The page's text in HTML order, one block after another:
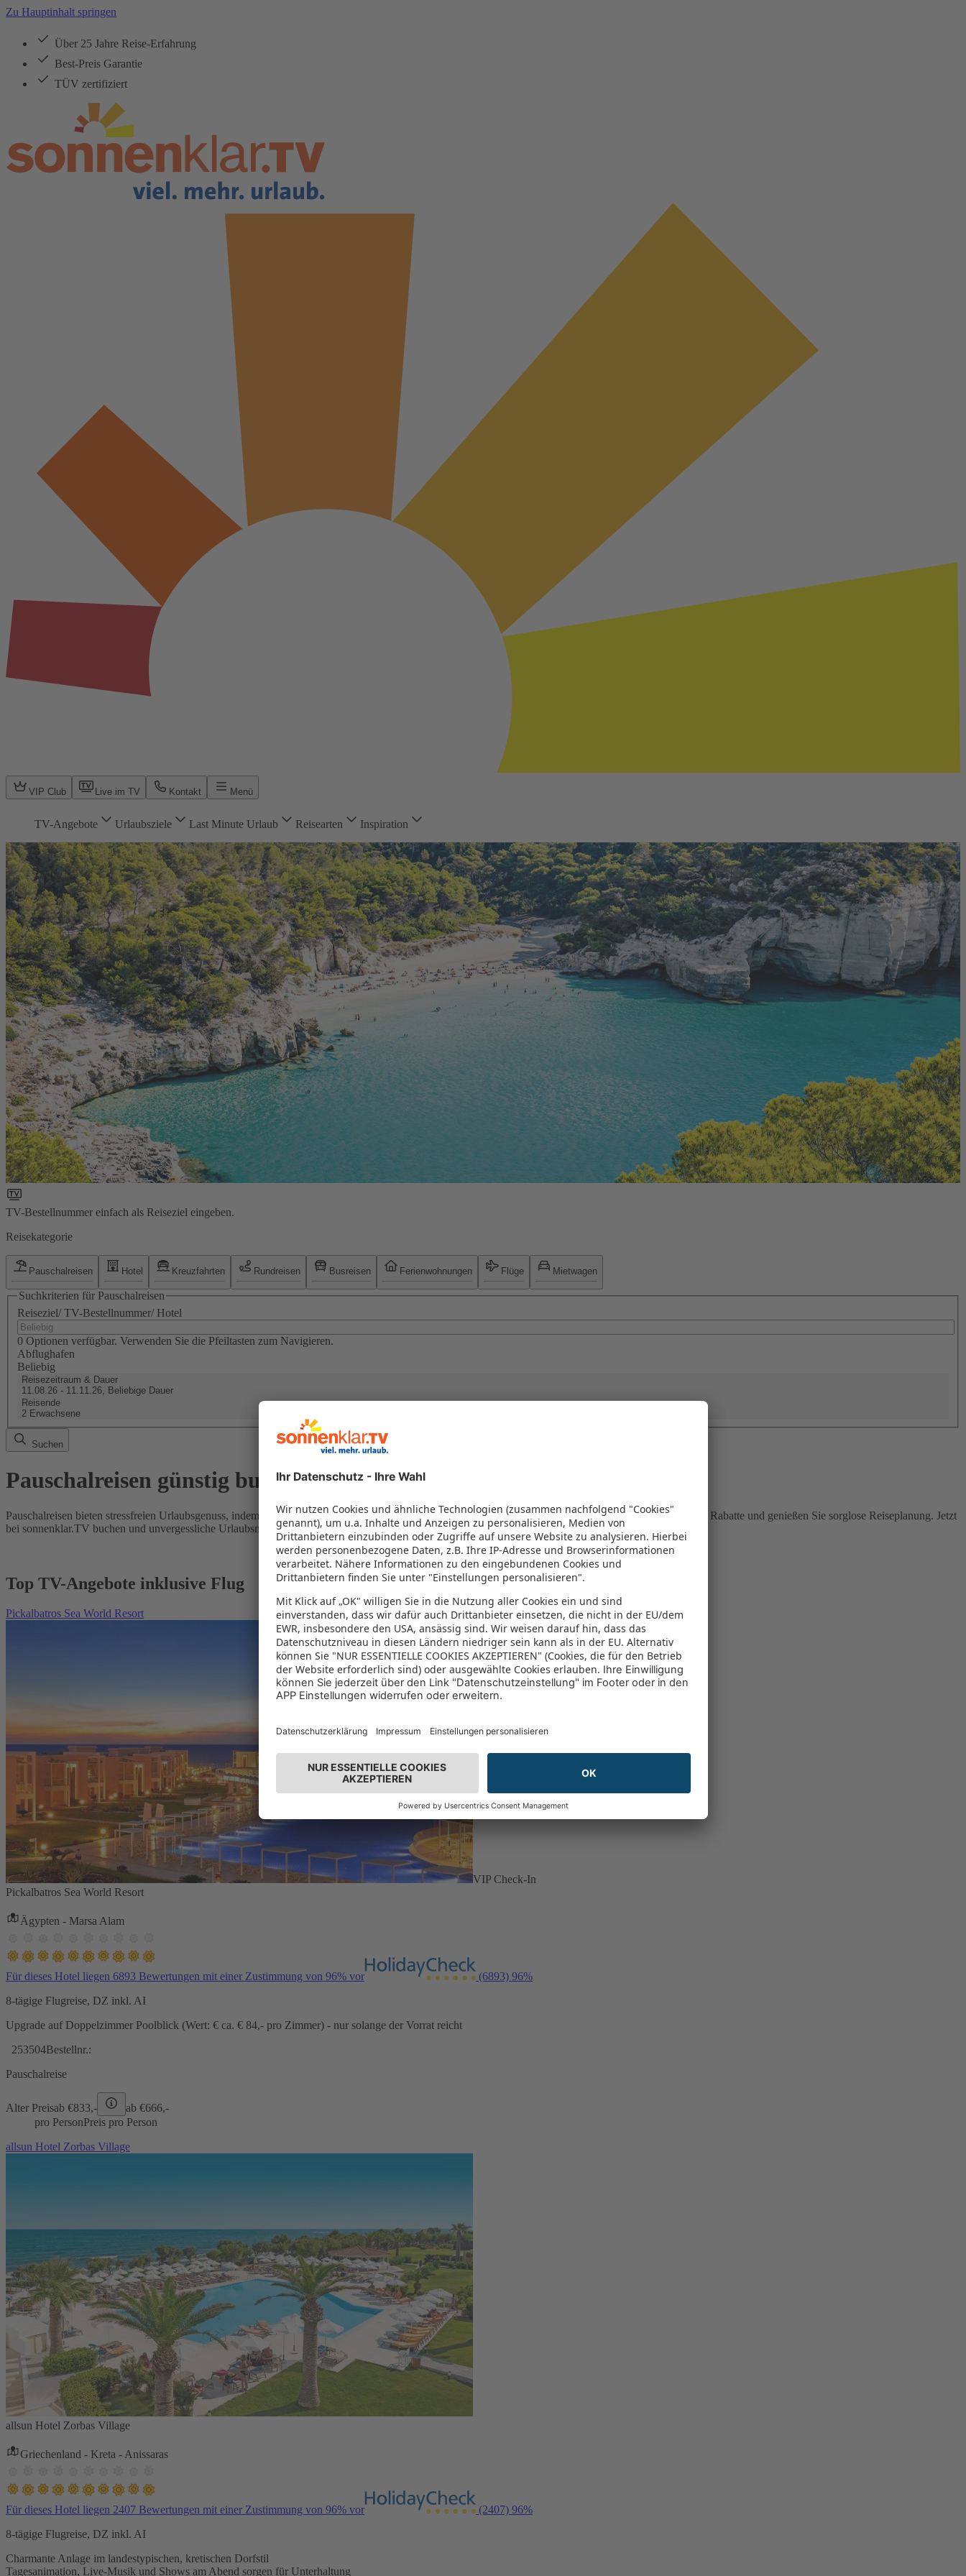
Zu Hauptinhalt springen
Über 25 Jahre Reise-Erfahrung
Best-Preis Garantie
TÜV zertifiziert
VIP Club Live im TV Kontakt Menü
TV-Angebote Urlaubsziele Last Minute Urlaub Reisearten Inspiration
TV-Bestellnummer einfach als Reiseziel eingeben.
Reisekategorie
Pauschalreisen Hotel Kreuzfahrten Rundreisen Busreisen Ferienwohnungen Flüge Mietwagen
Suchkriterien für Pauschalreisen
Reiseziel/ TV-Bestellnummer/ Hotel
0 Optionen verfügbar. Verwenden Sie die Pfeiltasten zum Navigieren.
Abflughafen
Beliebig
Reisezeitraum & Dauer
11.08.26 - 11.11.26, Beliebige Dauer
Reisende
2 Erwachsene
Suchen
Pauschalreisen günstig buchen
Pauschalreisen bieten stressfreien Urlaubsgenuss, indem Flug und Hotel in einem Paket kombiniert werden – das spart Zeit und Geld. Nutzen Sie attraktive Rabatte und genießen Sie sorglose Reiseplanung. Jetzt
bei sonnenklar.TV buchen und unvergessliche Urlaubsmomente erleben!
Top TV-Angebote inklusive Flug
Pickalbatros Sea World Resort
VIP Check-In
Pickalbatros Sea World Resort
Ägypten - Marsa Alam
Für dieses Hotel liegen 6893 Bewertungen mit einer Zustimmung von 96% vor (6893) 96%
8-tägige Flugreise, DZ inkl. AI
Upgrade auf Doppelzimmer Poolblick (Wert: € ca. € 84,- pro Zimmer) - nur solange der Vorrat reicht
253504Bestellnr.:
Pauschalreise
Alter Preisab €833,- ab €666,-
pro PersonPreis pro Person
allsun Hotel Zorbas Village
allsun Hotel Zorbas Village
Griechenland - Kreta - Anissaras
Für dieses Hotel liegen 2407 Bewertungen mit einer Zustimmung von 96% vor (2407) 96%
8-tägige Flugreise, DZ inkl. AI
Charmante Anlage im landestypischen, kretischen Dorfstil
Tagesanimation, Live-Musik und Shows am Abend sorgen für Unterhaltung